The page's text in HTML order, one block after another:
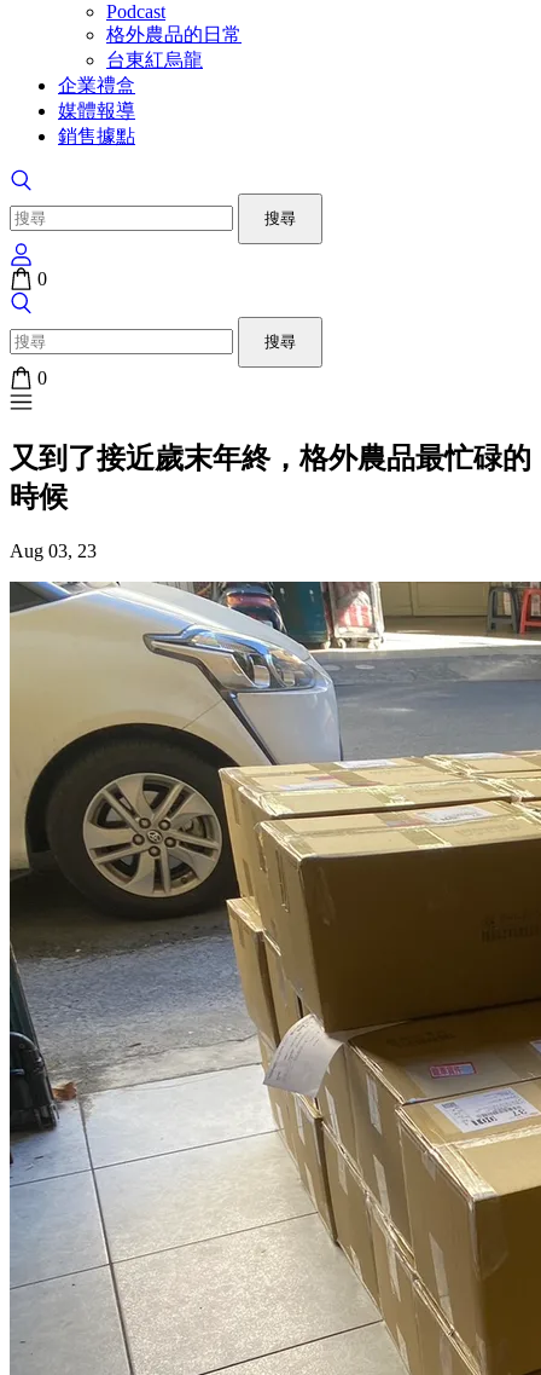
Podcast
格外農品的日常
台東紅烏龍
企業禮盒
媒體報導
銷售據點
搜尋
0
搜尋
0
又到了接近歲末年終，格外農品最忙碌的
時候
Aug 03, 23